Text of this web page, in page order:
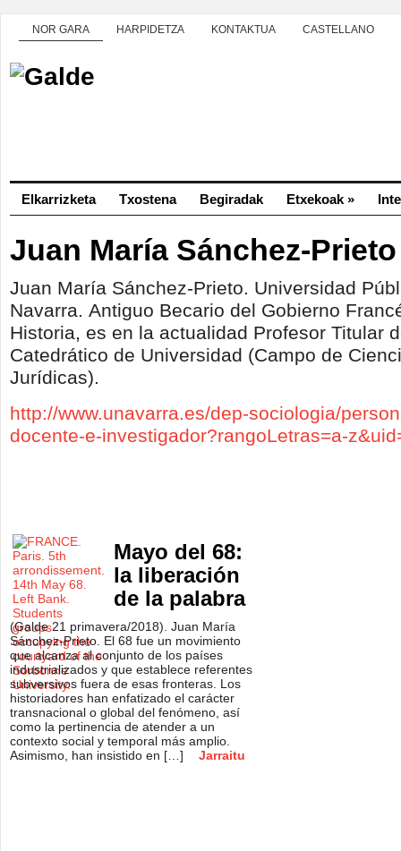
NOR GARA HARPIDETZA KONTAKTUA CASTELLANO
Elkarrizketa Txostena Begiradak Etxekoak »
Juan María Sánchez-Prieto
Juan María Sánchez-Prieto. Universidad
Navarra. Antiguo Becario del Gobierno
Historia, es en la actualidad Profesor Titular
Catedrático de Universidad (Campo de
Jurídicas).
http://www.unavarra.es/dep-sociologia/
docente-e-investigador?rangoLetras=a-
Mayo del 68:
la liberación
de la palabra
(Galde 21 primavera/2018). Juan María
Sánchez-Prieto. El 68 fue un movimiento
que alcanza al conjunto de los países
industrializados y que establece referentes
subversivos fuera de esas fronteras. Los
historiadores han enfatizado el carácter
transnacional o global del fenómeno, así
como la pertinencia de atender a un
contexto social y temporal más amplio.
Asimismo, han insistido en […]
Jarraitu